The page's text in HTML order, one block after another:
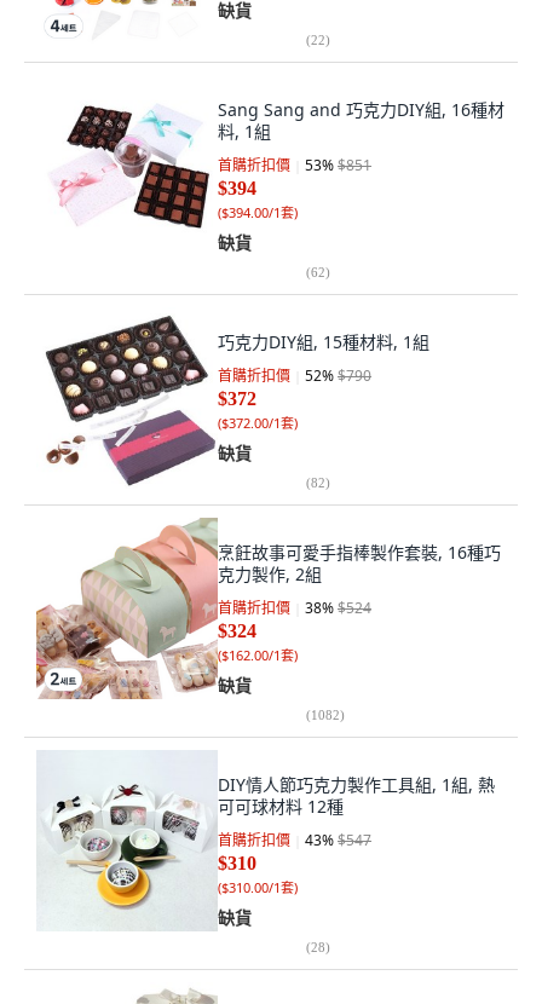
缺貨
(22)
Sang Sang and 巧克力DIY組, 16種材
料, 1組
首購折扣價 53%$851
$394
($394.00/1套)
缺貨
(62)
巧克力DIY組, 15種材料, 1組
首購折扣價 52%$790
$372
($372.00/1套)
缺貨
(82)
烹飪故事可愛手指棒製作套裝, 16種巧
克力製作, 2組
首購折扣價 38%$524
$324
($162.00/1套)
缺貨
(1082)
DIY情人節巧克力製作工具組, 1組, 熱
可可球材料 12種
首購折扣價 43%$547
$310
($310.00/1套)
缺貨
(28)